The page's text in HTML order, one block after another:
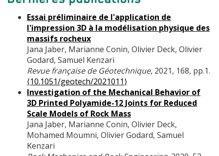
Essai préliminaire de l'application de
l'impression 3D à la modélisation physique des
massifs rocheux
Jana Jaber, Marianne Conin, Olivier Deck, Olivier
Godard, Samuel Kenzari
Revue française de Géotechnique, 2021, 168, pp.1.
⟨10.1051/geotech/2021011⟩
Investigation of the Mechanical Behavior of
3D Printed Polyamide-12 Joints for Reduced
Scale Models of Rock Mass
Jana Jaber, Marianne Conin, Olivier Deck,
Mohamed Moumni, Olivier Godard, Samuel
Kenzari